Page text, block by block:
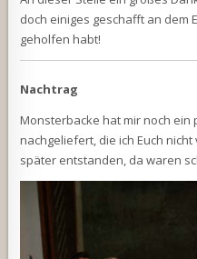
doch einiges geschafft an dem
geholfen habt!
Nachtrag
Monsterbacke hat mir noch ein
nachgeliefert, die ich Euch
später entstanden, da waren